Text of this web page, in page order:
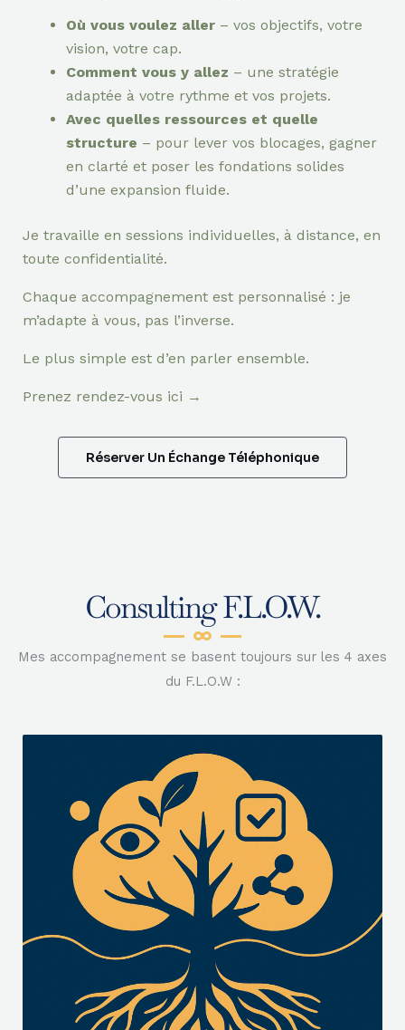
Où vous voulez aller – vos objectifs, votre
vision, votre cap.
Comment vous y allez – une stratégie
adaptée à votre rythme et vos projets.
Avec quelles ressources et quelle
structure – pour lever vos blocages, gagner
en clarté et poser les fondations solides
d’une expansion fluide.
Je travaille en sessions individuelles, à distance, en
toute confidentialité.
Chaque accompagnement est personnalisé : je
m’adapte à vous, pas l’inverse.
Le plus simple est d’en parler ensemble.
Prenez rendez-vous ici →
Réserver Un Échange Téléphonique
Consulting F.L.O.W.
Mes accompagnement se basent toujours sur les 4 axes
du F.L.O.W :